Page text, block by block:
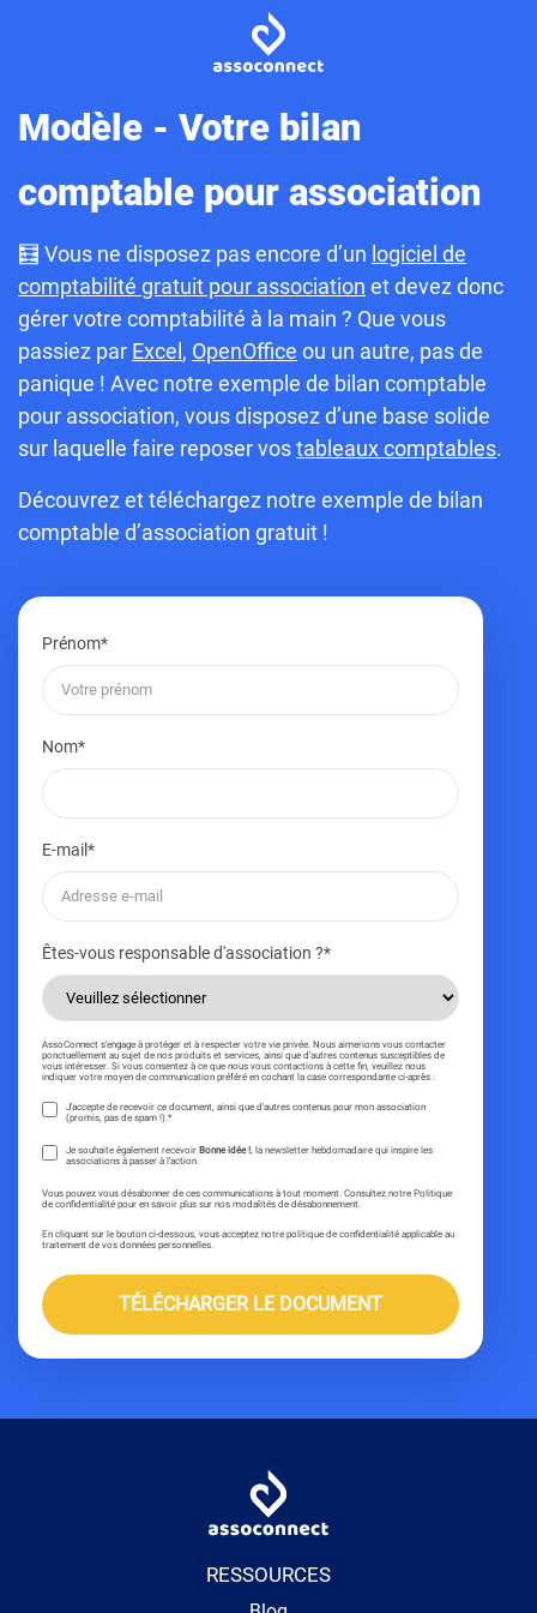
Modèle - Votre bilan
comptable pour association
🧮 Vous ne disposez pas encore d’un logiciel de
comptabilité gratuit pour association et devez donc
gérer votre comptabilité à la main ? Que vous
passiez par Excel , OpenOffice ou un autre, pas de
panique ! Avec notre exemple de bilan comptable
pour association, vous disposez d’une base solide
sur laquelle faire reposer vostableaux comptables.
Découvrez et téléchargez notre exemple de bilan
comptable d’association gratuit !
Prénom*
Nom*
E-mail*
Êtes-vous responsable d'association ?*
AssoConnect s'engage à protéger et à respecter votre vie privée. Nous aimerions vous contacter
ponctuellement au sujet de nos produits et services, ainsi que d'autres contenus susceptibles de
vous intéresser. Si vous consentez à ce que nous vous contactions à cette fin, veuillez nous
indiquer votre moyen de communication préféré en cochant la case correspondante ci-après :
J'accepte de recevoir ce document, ainsi que d'autres contenus pour mon association
(promis, pas de spam !).*
Je souhaite également recevoir Bonne idée !, la newsletter hebdomadaire qui inspire les
associations à passer à l'action.
Vous pouvez vous désabonner de ces communications à tout moment. Consultez notre Politique
de confidentialité pour en savoir plus sur nos modalités de désabonnement.
En cliquant sur le bouton ci-dessous, vous acceptez notre politique de confidentialité applicable au
traitement de vos données personnelles.
RESSOURCES